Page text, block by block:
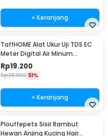
+ Keranjang
TaffHOME Alat Ukur Uji TDS EC
Meter Digital Air Minum
Akuarium - E-1
Rp19.200
Rp38.900 51%
+ Keranjang
Plouffepets Sisir Rambut
Hewan Anjing Kucing Hair